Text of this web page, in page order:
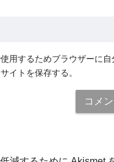
用するためブラウザーに自
イトを保存する。